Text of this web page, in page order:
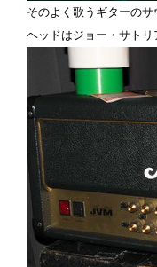
そのよく歌うギターのサ
ヘッドはジョー・サト